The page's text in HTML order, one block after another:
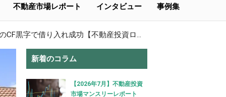
不動産市場レポート インタビュー 事例集
不動産投資ローン借り入れ事例 東京都葛飾区の戸建てを約6.8万円のCF黒字で借り入れ成功【不動産投資ローン 借り入れ事例】
新着のコラム
【2026年7月】不動産投資
市場マンスリーレポート